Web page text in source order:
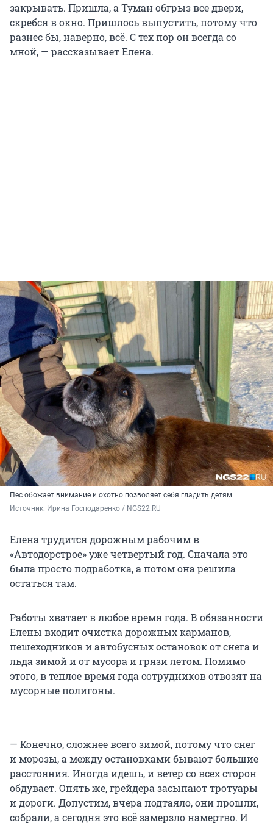
закрывать. Пришла, а Туман обгрыз все двери,
скребся в окно. Пришлось выпустить, потому что
разнес бы, наверно, всё. С тех пор он всегда со
мной, — рассказывает Елена.
Пес обожает внимание и охотно позволяет себя гладить детям
Источник: Ирина Господаренко / NGS22.RU
Елена трудится дорожным рабочим в
«Автодорстрое» уже четвертый год. Сначала это
была просто подработка, а потом она решила
остаться там.
Работы хватает в любое время года. В обязанности
Елены входит очистка дорожных карманов,
пешеходников и автобусных остановок от снега и
льда зимой и от мусора и грязи летом. Помимо
этого, в теплое время года сотрудников отвозят на
мусорные полигоны.
— Конечно, сложнее всего зимой, потому что снег
и морозы, а между остановками бывают большие
расстояния. Иногда идешь, и ветер со всех сторон
обдувает. Опять же, грейдера засыпают тротуары
и дороги. Допустим, вчера подтаяло, они прошли,
собрали, а сегодня это всё замерзло намертво. И